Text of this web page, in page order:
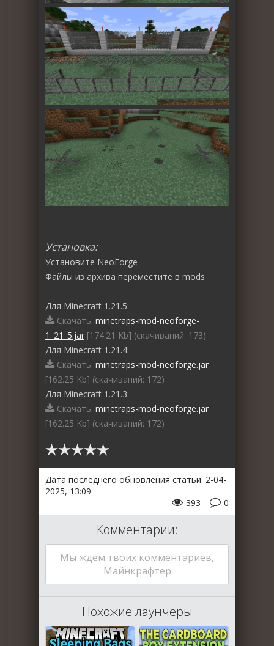
Установка:
Установите NeoForge
Файлы из архива переместите в mods
Для Minecraft 1.21.5:
Скачать: minetraps-mod-neoforge-
1_21_5.jar [174.21 Kb] (cкачиваний: 173)
Для Minecraft 1.21.4:
Скачать: minetraps-mod-neoforge.jar
[162.25 Kb] (cкачиваний: 172)
Для Minecraft 1.21.3:
Скачать: minetraps-mod-neoforge.jar
[162.25 Kb] (cкачиваний: 172)
Дата последнего обновления статьи: 2-04-
2025, 13:09
0
393
Комментарии:
Мы ждем твоих комментариев,
Майнкрафтер
Похожие лаунчеры